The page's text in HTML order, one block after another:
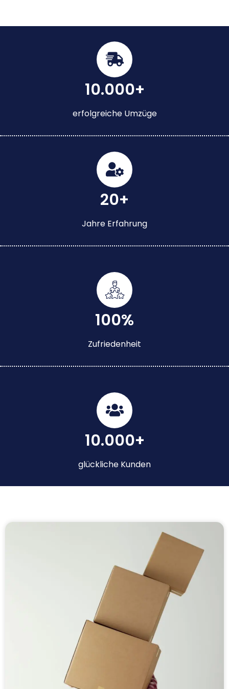
10.000+
erfolgreiche Umzüge
20+
Jahre Erfahrung
100%
Zufriedenheit
10.000+
glückliche Kunden